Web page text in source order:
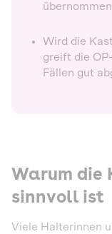
Wird die
greift die
Fällen gut
Warum die
sinnvoll ist
Viele Halterinnen